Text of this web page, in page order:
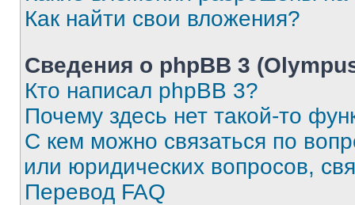
Как найти свои вложения?
Сведения о phpBB 3
Кто написал phpBB 3?
Почему здесь нет такой-то
С кем можно связаться по
или юридических вопросов,
Перевод FAQ